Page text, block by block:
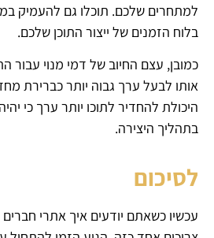
למתחרים שלכם. תוכלו גם להעמיק
בלוח הזמנים של ייצור התוכן שלכם.
כמובן, עצם החיוב של דמי מנוי עבור
אותו לבעל ערך גבוה יותר כברירת
היכולת להחדיר לתוכו יותר ערך כי
בתהליך היצירה.
לסיכום
עכשיו כשאתם יודעים איך אתרי